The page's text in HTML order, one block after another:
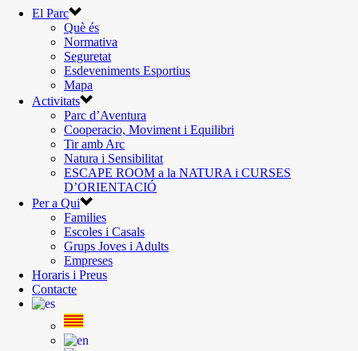
El Parc
Què és
Normativa
Seguretat
Esdeveniments Esportius
Mapa
Activitats
Parc d’Aventura
Cooperacio, Moviment i Equilibri
Tir amb Arc
Natura i Sensibilitat
ESCAPE ROOM a la NATURA i CURSES
D’ORIENTACIÓ
Per a Qui
Families
Escoles i Casals
Grups Joves i Adults
Empreses
Horaris i Preus
Contacte